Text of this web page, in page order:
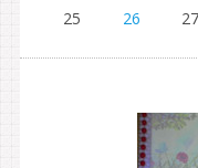
25 26 27